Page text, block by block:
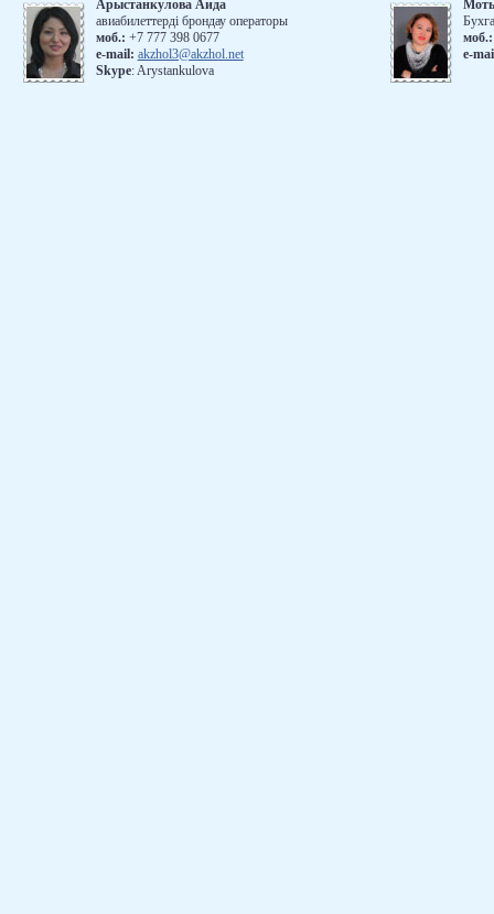
Арыстанкулова Аида
авиабилеттерді брондау операторы
моб.: +7 777 398 0677
e-mail: akzhol3@akzhol.net
Skype: Arystankulova
моб.:
e-